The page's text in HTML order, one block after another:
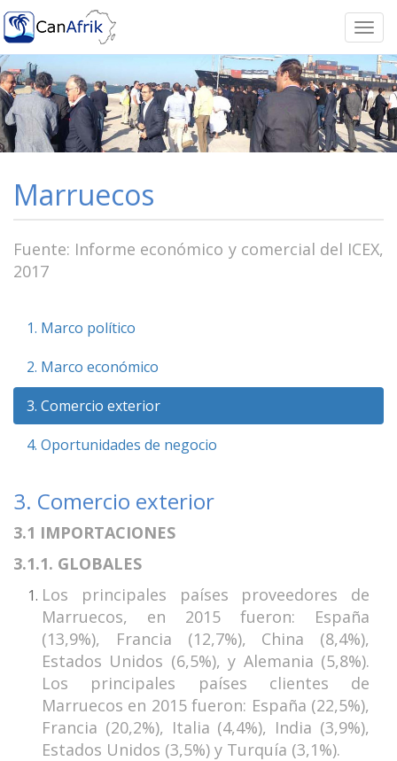
Marruecos
Fuente: Informe económico y comercial del ICEX,
2017
1. Marco político
2. Marco económico
3. Comercio exterior
4. Oportunidades de negocio
3. Comercio exterior
3.1 IMPORTACIONES
3.1.1. GLOBALES
Los principales países proveedores de
Marruecos, en 2015 fueron: España
(13,9%), Francia (12,7%), China (8,4%),
Estados Unidos (6,5%), y Alemania (5,8%).
Los principales países clientes de
Marruecos en 2015 fueron: España (22,5%),
Francia (20,2%), Italia (4,4%), India (3,9%),
Estados Unidos (3,5%) y Turquía (3,1%).